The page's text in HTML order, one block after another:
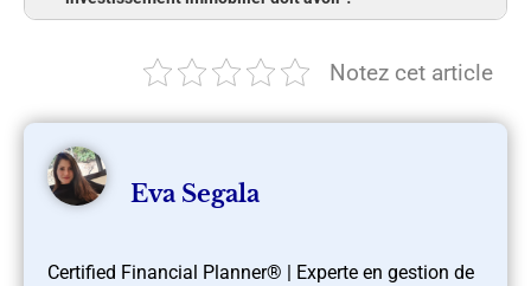
Notez cet article
Eva Segala
Certified Financial Planner® | Experte en gestion de